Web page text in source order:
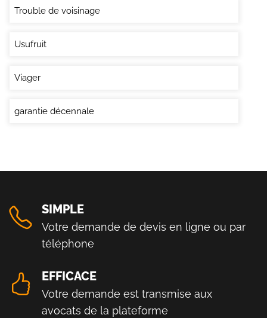
Trouble de voisinage
Usufruit
Viager
garantie décennale
SIMPLE
Votre demande de devis en ligne ou par
téléphone
EFFICACE
Votre demande est transmise aux
avocats de la plateforme